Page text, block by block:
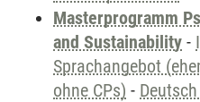
Masterprogramm
and Sustainability -
Sprachangebot
ohne CPs) -